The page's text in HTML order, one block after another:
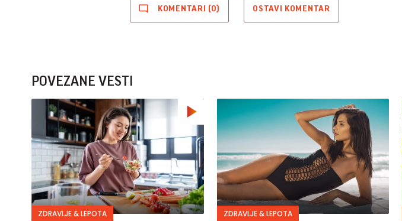
KOMENTARI (0) OSTAVI KOMENTAR
POVEZANE VESTI
ZDRAVLJE & LEPOTA ZDRAVLJE & LEPOTA